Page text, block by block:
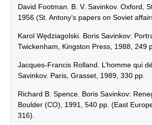
David Footman. B. V. Savinkov. Oxford,
1956 (St. Antony’s papers on Soviet
Karol Wędziagolski. Boris Savinkov:
Twickenham, Kingston Press, 1988, 249
Jacques-Francis Rolland. L’homme qui
Savinkov. Paris, Grasset, 1989, 330 pp.
Richard B. Spence. Boris Savinkov:
Boulder (CO), 1991, 540 pp. (East
316).